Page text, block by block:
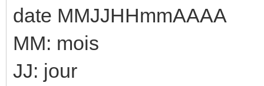
date MMJJHHmmAAAA
MM: mois
JJ: jour